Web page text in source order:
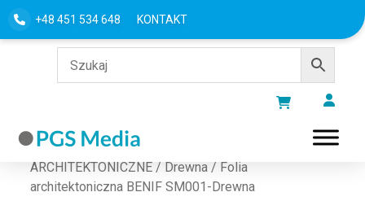
+48 451 534 648 KONTAKT
Strona główna/FOLIE
ARCHITEKTONICZNE / Drewna / Folia
architektoniczna BENIF SM001-Drewna